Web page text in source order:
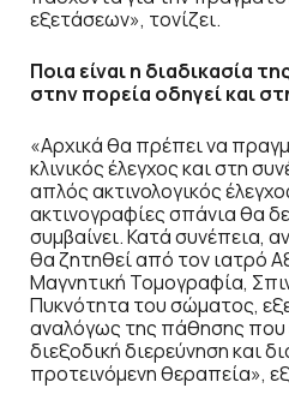
εξετάσεων», τονίζει.
Ποια είναι η διαδικασία
στην πορεία οδηγεί και
«Αρχικά θα πρέπει να
κλινικός έλεγχος και στη
απλός ακτινολογικός
ακτινογραφίες σπάνια θα
συμβαίνει. Κατά συνέπεια,
θα ζητηθεί από τον ιατρό
Μαγνητική Τομογραφία,
Πυκνότητα του σώματος,
αναλόγως της πάθησης που
διεξοδική διερεύνηση και
προτεινόμενη θεραπεία»,